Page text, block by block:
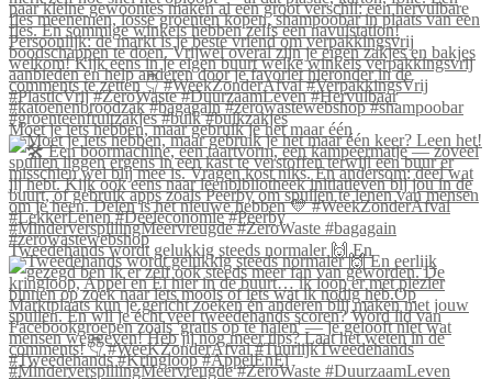
Moet je iets hebben, maar gebruik je het maar één
Tweedehands wordt gelukkig steeds normaler 🙌 En